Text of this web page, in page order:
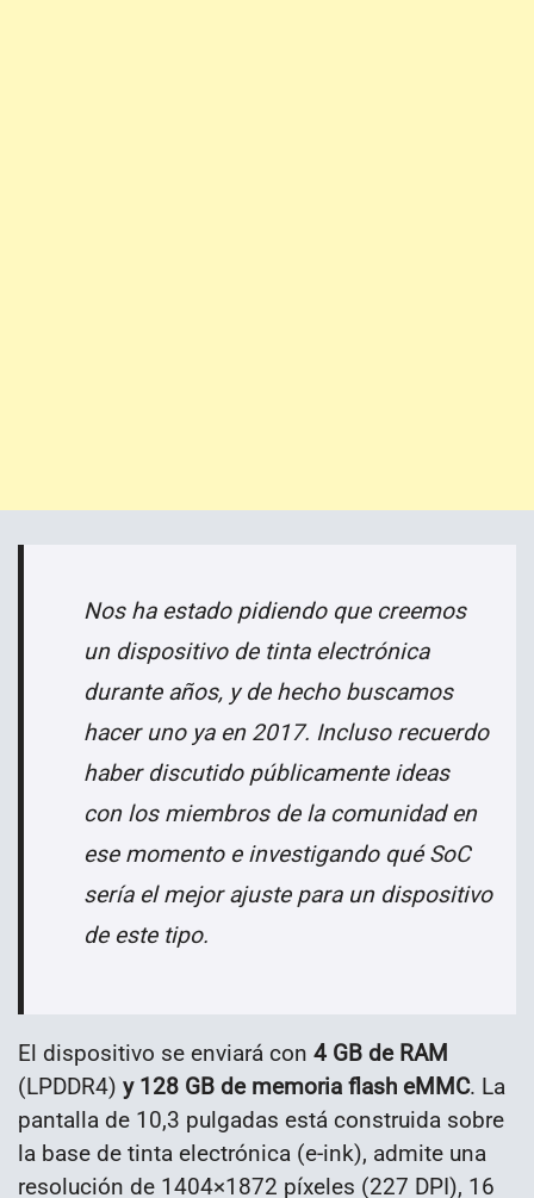
Nos ha estado pidiendo que creemos
un dispositivo de tinta electrónica
durante años, y de hecho buscamos
hacer uno ya en 2017. Incluso recuerdo
haber discutido públicamente ideas
con los miembros de la comunidad en
ese momento e investigando qué SoC
sería el mejor ajuste para un dispositivo
de este tipo.
El dispositivo se enviará con 4 GB de RAM
(LPDDR4) y 128 GB de memoria flash eMMC. La
pantalla de 10,3 pulgadas está construida sobre
la base de tinta electrónica (e-ink), admite una
resolución de 1404×1872 píxeles (227 DPI), 16